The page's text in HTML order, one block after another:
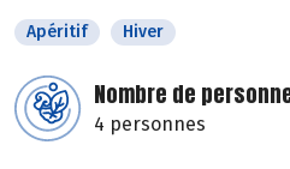
Apéritif Hiver
Nombre de
4 personnes